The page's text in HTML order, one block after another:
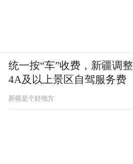
统一按“车”收费，新疆调整
4A及以上景区自驾服务费
新疆是个好地方